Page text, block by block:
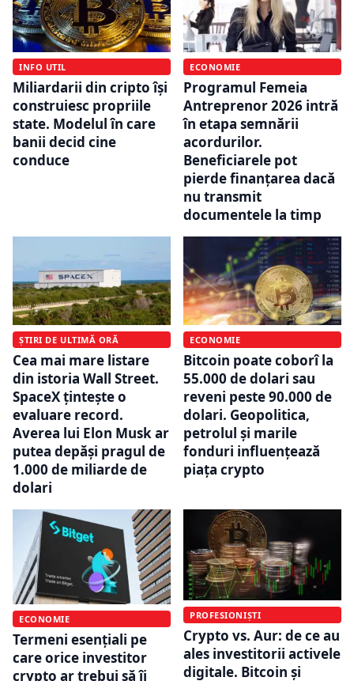
INFO UTIL
Miliardarii din cripto își
construiesc propriile
state. Modelul în care
banii decid cine
conduce
ECONOMIE
Programul Femeia
Antreprenor 2026 intră
în etapa semnării
acordurilor.
Beneficiarele pot
pierde finanțarea dacă
nu transmit
documentele la timp
ȘTIRI DE ULTIMĂ ORĂ
Cea mai mare listare
din istoria Wall Street.
SpaceX țintește o
evaluare record.
Averea lui Elon Musk ar
putea depăși pragul de
1.000 de miliarde de
dolari
ECONOMIE
Bitcoin poate coborî la
55.000 de dolari sau
reveni peste 90.000 de
dolari. Geopolitica,
petrolul și marile
fonduri influențează
piața crypto
ECONOMIE
Termeni esențiali pe
care orice investitor
crypto ar trebui să îi
PROFESIONIȘTI
Crypto vs. Aur: de ce au
ales investitorii activele
digitale. Bitcoin și